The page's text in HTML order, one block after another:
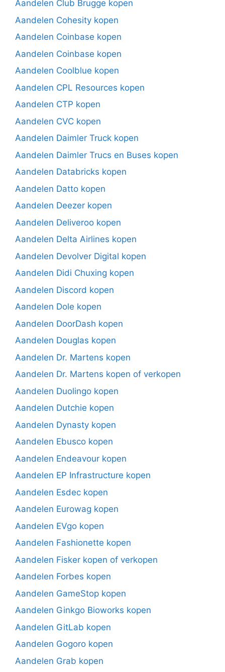
Aandelen Club Brugge kopen
Aandelen Cohesity kopen
Aandelen Coinbase kopen
Aandelen Coinbase kopen
Aandelen Coolblue kopen
Aandelen CPL Resources kopen
Aandelen CTP kopen
Aandelen CVC kopen
Aandelen Daimler Truck kopen
Aandelen Daimler Trucs en Buses kopen
Aandelen Databricks kopen
Aandelen Datto kopen
Aandelen Deezer kopen
Aandelen Deliveroo kopen
Aandelen Delta Airlines kopen
Aandelen Devolver Digital kopen
Aandelen Didi Chuxing kopen
Aandelen Discord kopen
Aandelen Dole kopen
Aandelen DoorDash kopen
Aandelen Douglas kopen
Aandelen Dr. Martens kopen
Aandelen Dr. Martens kopen of verkopen
Aandelen Duolingo kopen
Aandelen Dutchie kopen
Aandelen Dynasty kopen
Aandelen Ebusco kopen
Aandelen Endeavour kopen
Aandelen EP Infrastructure kopen
Aandelen Esdec kopen
Aandelen Eurowag kopen
Aandelen EVgo kopen
Aandelen Fashionette kopen
Aandelen Fisker kopen of verkopen
Aandelen Forbes kopen
Aandelen GameStop kopen
Aandelen Ginkgo Bioworks kopen
Aandelen GitLab kopen
Aandelen Gogoro kopen
Aandelen Grab kopen